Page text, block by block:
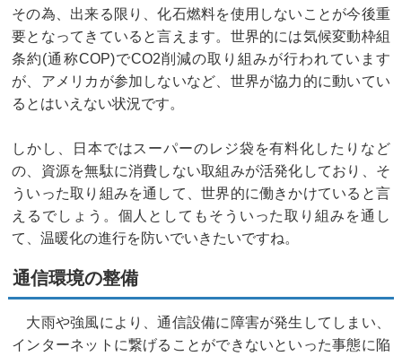
その為、出来る限り、化石燃料を使用しないことが今後重
要となってきていると言えます。世界的には気候変動枠組
条約(通称COP)でCO2削減の取り組みが行われています
が、アメリカが参加しないなど、世界が協力的に動いてい
るとはいえない状況です。
しかし、日本ではスーパーのレジ袋を有料化したりなど
の、資源を無駄に消費しない取組みが活発化しており、そ
ういった取り組みを通して、世界的に働きかけていると言
えるでしょう。個人としてもそういった取り組みを通し
て、温暖化の進行を防いでいきたいですね。
通信環境の整備
大雨や強風により、通信設備に障害が発生してしまい、
インターネットに繋げることができないといった事態に陥